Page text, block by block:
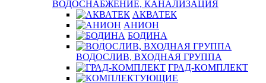
ВОДОСНАБЖЕНИЕ, КАНАЛИЗАЦИЯ
АКВАТЕК
АНИОН
БОДИНА
ВОДОСЛИВ, ВХОДНАЯ ГРУППА
ГРАД-КОМПЛЕКТ